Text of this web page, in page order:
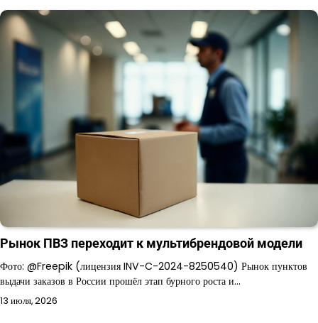
Рынок ПВЗ переходит к мультибрендовой модели
Фото: @Freepik (лицензия INV-C-2024-8250540) Рынок пунктов
выдачи заказов в России прошёл этап бурного роста и…
13 июля, 2026